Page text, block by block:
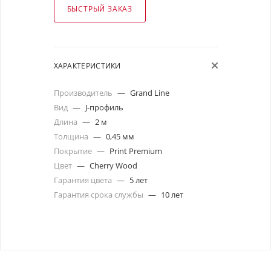
БЫСТРЫЙ ЗАКАЗ
ХАРАКТЕРИСТИКИ
Производитель — Grand Line
Вид — J-профиль
Длина — 2 м
Толщина — 0,45 мм
Покрытие — Print Premium
Цвет — Cherry Wood
Гарантия цвета — 5 лет
Гарантия срока службы — 10 лет